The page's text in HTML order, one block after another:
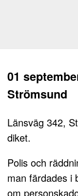
01
Strömsund
Länsväg 342,
diket.
Polis och
man färdades i
om